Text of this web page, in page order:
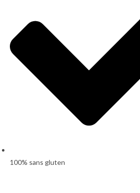
100% sans gluten